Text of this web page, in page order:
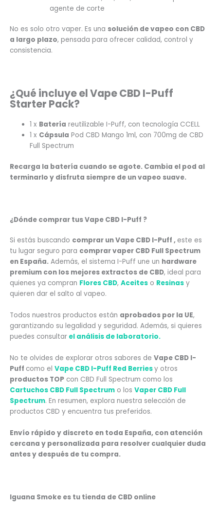
agente de corte
No es solo otro vaper. Es una solución de vapeo con CBD
a largo plazo, pensada para ofrecer calidad, control y
consistencia.
¿Qué incluye el Vape CBD I-Puff
Starter Pack?
1 x Batería reutilizable I-Puff, con tecnología CCELL
1 x Cápsula Pod CBD Mango 1ml, con 700mg de CBD
Full Spectrum
Recarga la batería cuando se agote. Cambia el pod al
terminarlo y disfruta siempre de un vapeo suave.
¿Dónde comprar tusVape CBD I-Puff ?
Si estás buscando comprar un Vape CBD I-Puff , este es
tu lugar seguro para comprar vaper CBD Full Spectrum
en España. Además, el sistema I-Puff une un hardware
premium con los mejores extractos de CBD, ideal para
quienes ya compran Flores CBD, Aceites o Resinas y
quieren dar el salto al vapeo.
Todos nuestros productos están aprobados por la UE,
garantizando su legalidad y seguridad. Además, si quieres
puedes consultar el análisis de laboratorio.
No te olvides de explorar otros sabores de Vape CBD I-
Puff como el Vape CBD I-Puff Red Berriesy otros
productos TOP con CBD Full Spectrum como los
Cartuchos CBD Full Spectrum o los Vaper CBD Full
Spectrum. En resumen, explora nuestra selección de
productos CBD y encuentra tus preferidos.
Envío rápido y discreto en toda España, con atención
cercana y personalizada para resolver cualquier duda
antes y después de tu compra.
Iguana Smoke es tu tienda de CBD online